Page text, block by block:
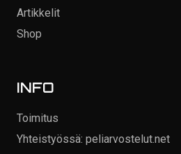
Artikkelit
Shop
INFO
Toimitus
Yhteistyössä: peliarvostelut.net